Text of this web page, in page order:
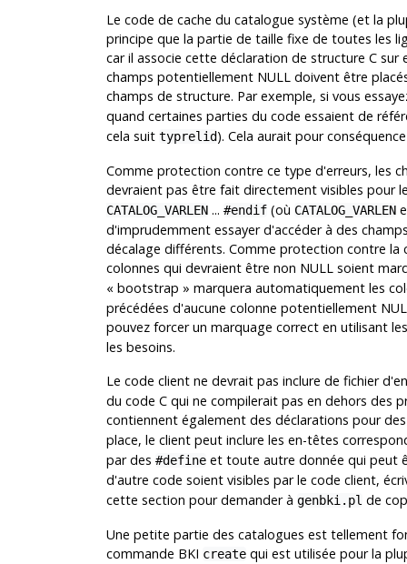
Le code de cache du catalogue système (et la
principe que la partie de taille fixe de toutes les
car il associe cette déclaration de structure C sur
champs potentiellement NULL doivent être
champs de structure. Par exemple, si vous
quand certaines parties du code essaient de
cela suit typrelid). Cela aurait pour
Comme protection contre ce type d'erreurs, les
devraient pas être fait directement visibles pour
CATALOG_VARLEN... #endif(où CATALOG_VARLEN
d'imprudemment essayer d'accéder à des
décalage différents. Comme protection contre
colonnes qui devraient être non NULL soient
« bootstrap » marquera automatiquement les
précédées d'aucune colonne potentiellement
pouvez forcer un marquage correct en utilisant
les besoins.
Le code client ne devrait pas inclure de fichier
du code C qui ne compilerait pas en dehors des
contiennent également des déclarations pour
place, le client peut inclure les en-têtes
par des #defineet toute autre donnée qui peut
d'autre code soient visibles par le code client,
cette section pour demander à genbki.pl de
Une petite partie des catalogues est tellement
commande BKI createqui est utilisée pour la